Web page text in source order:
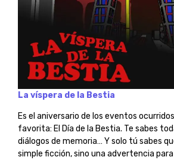
La víspera de la Bestia
Es el aniversario de los eventos
favorita: El Día de la Bestia. Te sabes
diálogos de memoria… Y solo tú sabes
simple ficción, sino una advertencia